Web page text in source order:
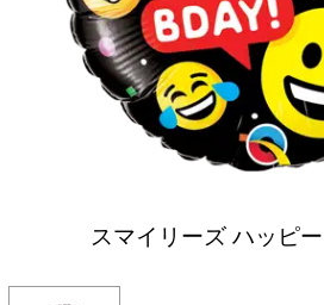
スマイリーズ ハッピ